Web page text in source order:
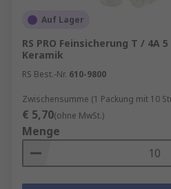
Auf Lager
RS PRO Feinsicherung T / 4A
Keramik
RS Best.-Nr. 610-9800
Zwischensumme (1 Packung mit 10
€ 5,70(ohne MwSt.)
Menge